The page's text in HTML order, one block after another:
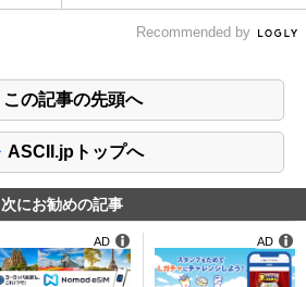
Recommended by
この記事の先頭へ
ASCII.jpトップへ
次にお勧めの記事
AD AD